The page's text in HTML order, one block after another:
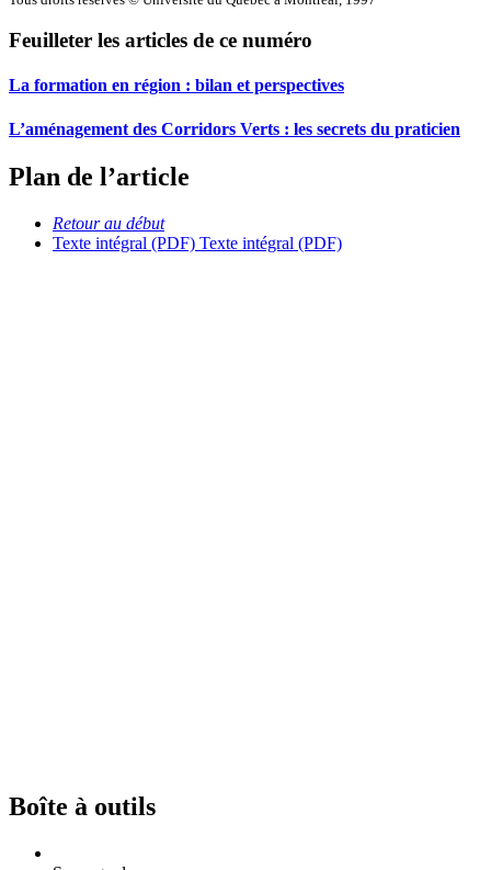
Feuilleter les articles de ce numéro
La formation en région : bilan et perspectives
L’aménagement des Corridors Verts : les secrets du praticien
Plan de l’article
Retour au début
Texte intégral (PDF) Texte intégral (PDF)
Boîte à outils